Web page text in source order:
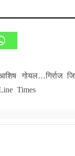
गोयल…गिर्राज
Times